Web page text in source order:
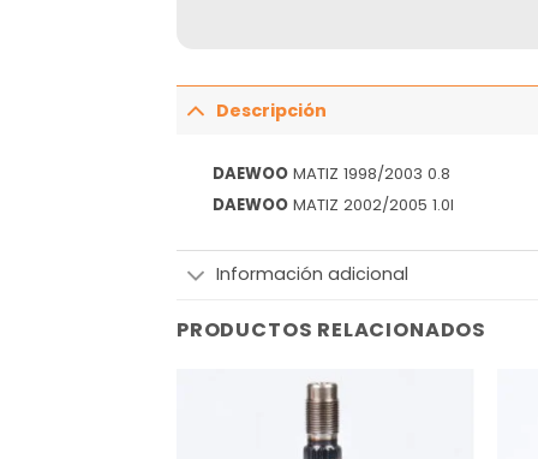
Descripción
DAEWOO MATIZ 1998/2003 0.8
DAEWOO MATIZ 2002/2005 1.0I
Información adicional
PRODUCTOS RELACIONADOS